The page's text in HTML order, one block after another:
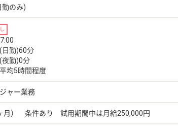
勤のみ)
日勤)60分
夜勤)0分
均5時間程度
ャー業務
月） 条件あり 試用期間中は月給250,000円